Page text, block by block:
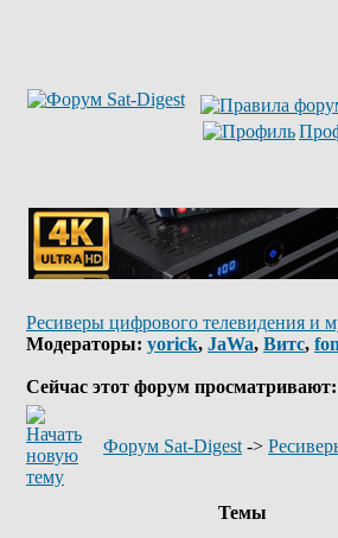
Ресиверы цифрового телевидения и
Модераторы: yorick, JaWa, Витс,
Сейчас этот форум
Форум Sat-Digest ->
Темы